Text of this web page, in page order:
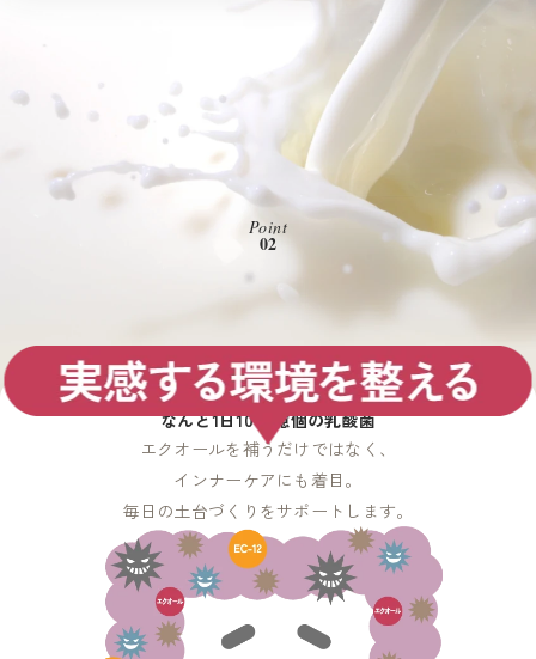
Point
02
EC-12乳酸菌配合
なんと1日1000億個の乳酸菌
エクオールを補うだけではなく、
インナーケアにも着目。
毎日の土台づくりをサポートします。